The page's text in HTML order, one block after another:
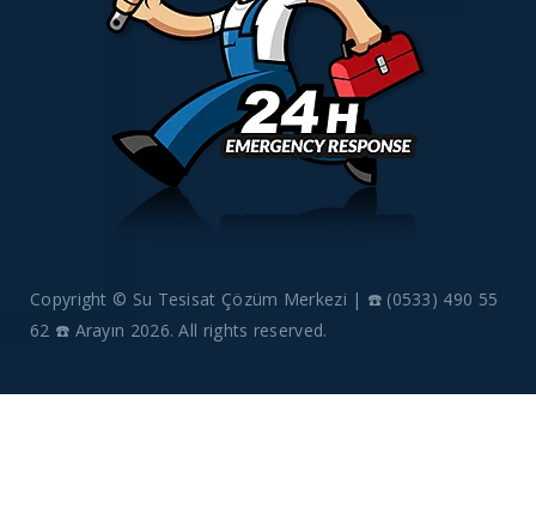
Copyright © Su Tesisat Çözüm Merkezi | ☎️ (0533) 490 55
62 ☎️ Arayın 2026. All rights reserved.